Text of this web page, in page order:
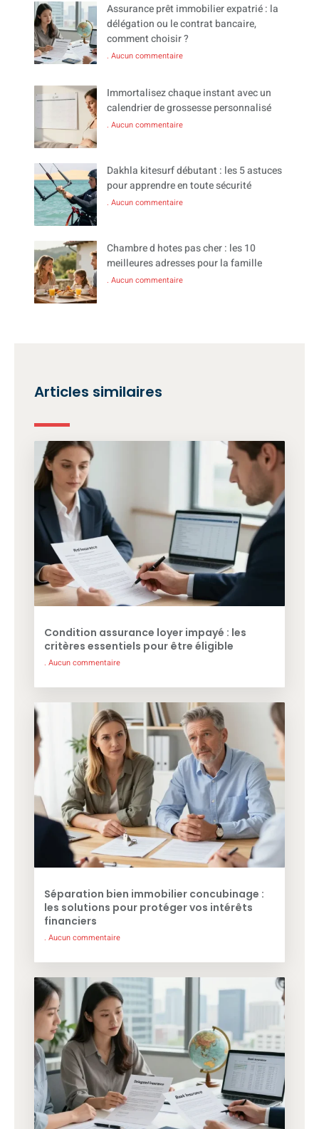
Assurance prêt immobilier expatrié : la
délégation ou le contrat bancaire,
comment choisir ?
Aucun commentaire
Immortalisez chaque instant avec un
calendrier de grossesse personnalisé
Aucun commentaire
Dakhla kitesurf débutant : les 5 astuces
pour apprendre en toute sécurité
Aucun commentaire
Chambre d hotes pas cher : les 10
meilleures adresses pour la famille
Aucun commentaire
Articles similaires
Condition assurance loyer impayé : les
critères essentiels pour être éligible
Aucun commentaire
Séparation bien immobilier concubinage :
les solutions pour protéger vos intérêts
financiers
Aucun commentaire